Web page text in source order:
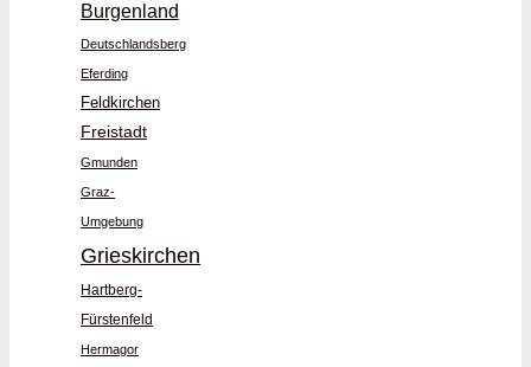
Burgenland
Deutschlandsberg
Eferding
Feldkirchen
Freistadt
Gmunden
Graz-
Umgebung
Grieskirchen
Hartberg-
Fürstenfeld
Hermagor